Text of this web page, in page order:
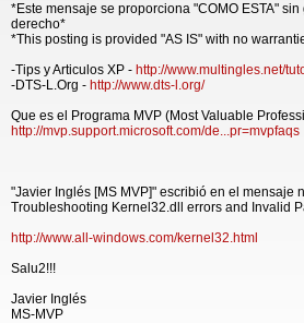
*Este mensaje se proporciona "COMO ESTA"
derecho*
*This posting is provided "AS IS" with no
-Tips y Articulos XP - http://www.multingles.net/
-DTS-L.Org - http://www.dts-l.org/
Que es el Programa MVP (Most Valuable
http://mvp.support.microsoft.com/de...pr=mvpfaqs
"Javier Inglés [MS MVP]" escribió en el mensaje
Troubleshooting Kernel32.dll errors and Invalid
http://www.all-windows.com/kernel32.html
Salu2!!!
Javier Inglés
MS-MVP